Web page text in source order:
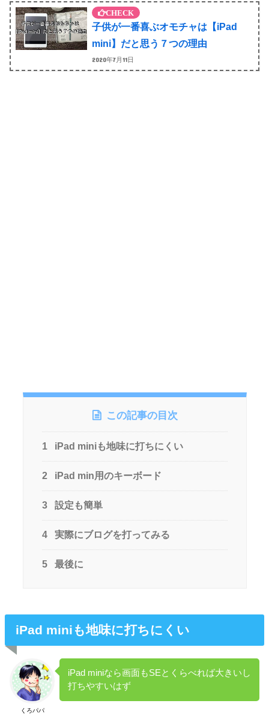
子供が一番喜ぶオモチャは【iPad
mini】だと思う７つの理由
2020年7月11日
この記事の目次
1 iPad miniも地味に打ちにくい
2 iPad min用のキーボード
3 設定も簡単
4 実際にブログを打ってみる
5 最後に
iPad miniも地味に打ちにくい
くろパパ
iPad miniなら画面もSEとくらべれば大きいし
打ちやすいはず